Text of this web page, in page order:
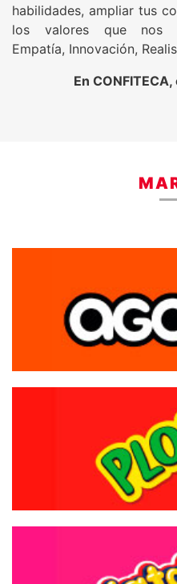
habilidades, ampliar tus
los valores que nos
Empatía, Innovación,
En